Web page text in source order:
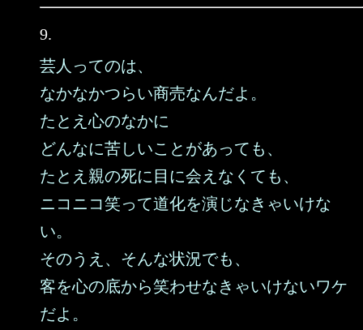
9.
芸人ってのは、
なかなかつらい商売なんだよ。
たとえ心のなかに
どんなに苦しいことがあっても、
たとえ親の死に目に会えなくても、
ニコニコ笑って道化を演じなきゃいけな
い。
そのうえ、そんな状況でも、
客を心の底から笑わせなきゃいけないワケ
だよ。